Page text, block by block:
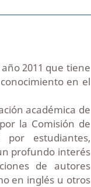
2011 que tiene
en el
académica de
la Comisión de
por estudiantes,
profundo interés
de autores
en inglés u otros